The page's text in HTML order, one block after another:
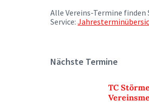
Alle Vereins-Termine finden
Service:
Nächste Termine
TC